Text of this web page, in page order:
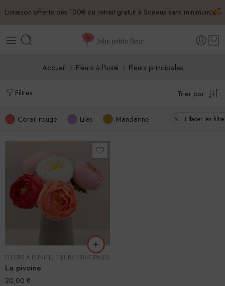
Livraison offerte dès 100€ ou retrait gratuit à Sceaux sans minimum
Accueil Fleurs à l'unité Fleurs principales
Filtres Trier par
Corail rouge Lilas Mandarine Effacer les
FLEURS À L'UNITÉ FLEURS PRINCIPALES
La pivoine
20,00 €